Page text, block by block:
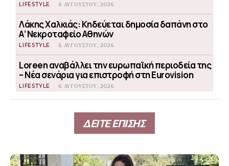
LIFESTYLE 6 ΑΥΓΟΎΣΤΟΥ, 2026
Λάκης Χαλκιάς: Κηδεύεται δημοσία δαπάνη στο
Α’ Νεκροταφείο Αθηνών
LIFESTYLE 6 ΑΥΓΟΎΣΤΟΥ, 2026
Loreen αναβάλλει την ευρωπαϊκή περιοδεία της
– Νέα σενάρια για επιστροφή στη Eurovision
LIFESTYLE 6 ΑΥΓΟΎΣΤΟΥ, 2026
ΔΕΙΤΕ ΕΠΙΣΗΣ